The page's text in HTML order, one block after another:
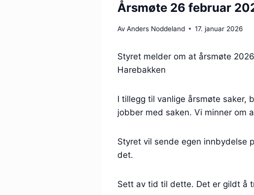
Årsmøte 26 februar
Av Anders Noddeland 17. januar 2026
Styret melder om at årsmøte
Harebakken
I tillegg til vanlige årsmøte saker,
jobber med saken. Vi minner om
Styret vil sende egen innbydelse
det.
Sett av tid til dette. Det er gildt å